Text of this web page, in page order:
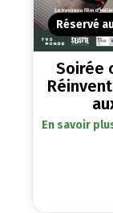
Réservé
Soirée
En savoir